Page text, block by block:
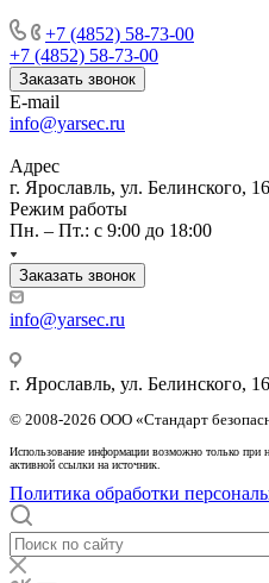
+7 (4852) 58-73-00
+7 (4852) 58-73-00
Заказать звонок
E-mail
info@yarsec.ru
Адрес
г. Ярославль, ул. Белинского,
Режим работы
Пн. – Пт.: с 9:00 до 18:00
Заказать звонок
info@yarsec.ru
г. Ярославль, ул. Белинского,
© 2008-2026 ООО «Стандарт
Использование информации возможно только при
активной ссылки на источник.
Политика обработки